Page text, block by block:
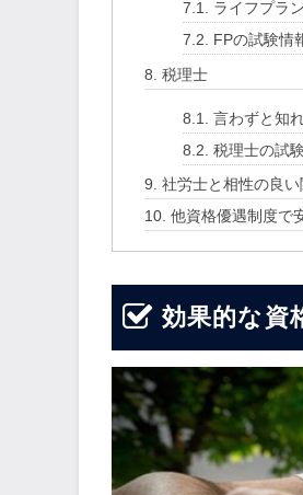
7.1.
ライフプラ
7.2.
FPの試験情
8. 税理士
8.1.
言わずと知
8.2. 税理士の試
9. 社労士と相性の良
10. 他資格優遇制度で
効果的な資